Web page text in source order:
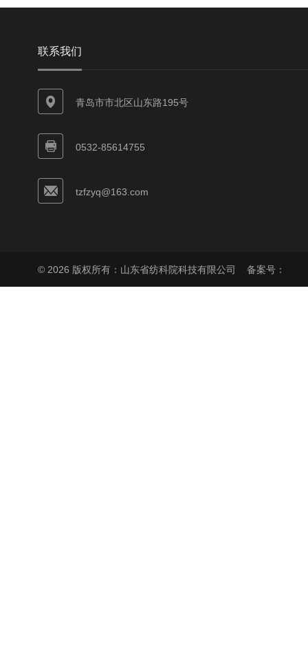
联系我们
青岛市市北区山东路195号
0532-85614755
tzfzyq@163.com
© 2026 版权所有：山东省纺科院科技有限公司 备案号：